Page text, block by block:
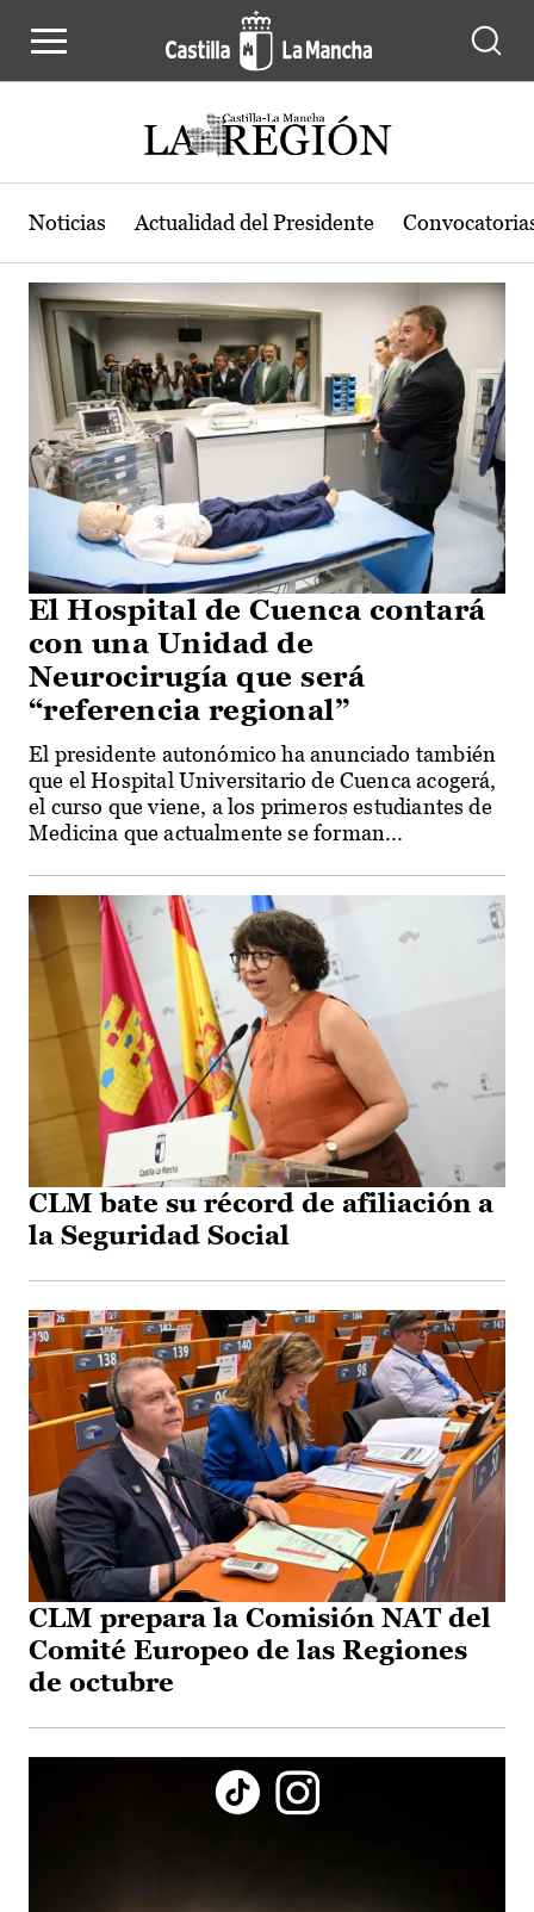
Actualidad de la región de Castilla-
Noticias Actualidad del Presidente
El Hospital de Cuenca contará
con una Unidad de
Neurocirugía que será
“referencia regional”
El presidente autonómico ha anunciado también
que el Hospital Universitario de Cuenca acogerá,
el curso que viene, a los primeros estudiantes de
Medicina que actualmente se forman...
CLM bate su récord de afiliación a
la Seguridad Social
CLM prepara la Comisión NAT del
Comité Europeo de las Regiones
de octubre